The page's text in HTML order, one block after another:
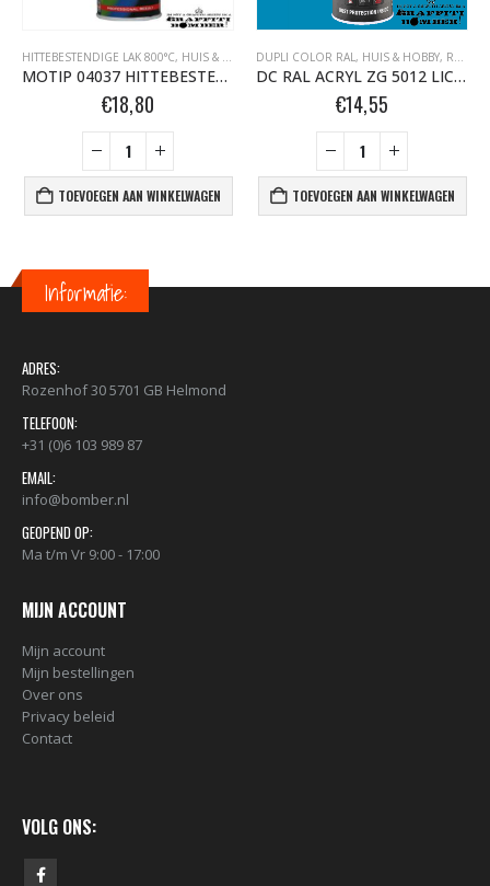
,MOTIP HITTEBESTENDIGE LAK 800°C BOMBER.NL,MOTIP SPUITBUSSEN
HITTEBESTENDIGE LAK 800°C, HUIS & HOBBY, RAL , MOTIP HITTEBESTENDIGE LAK 800°C
MOTIP 04037 HITTEBESTENDIGE LAK 800°C 400ML ANTRACIET
€18,80
TOEVOEGEN AAN WINKELWAGEN
DUPLI COLOR RAL , HUIS & HOBBY, RAL
DC RAL ACRYL ZG 5012 LICHT-BLAUW 400 ML
€14,55
TOEVOEGEN AAN WINKELWAGEN
Informatie:
ADRES:
Rozenhof 30 5701 GB Helmond
TELEFOON:
+31 (0)6 103 989 87
EMAIL:
info@bomber.nl
GEOPEND OP:
Ma t/m Vr 9:00 - 17:00
MIJN ACCOUNT
Mijn account
Mijn bestellingen
Over ons
Privacy beleid
Contact
VOLG ONS: